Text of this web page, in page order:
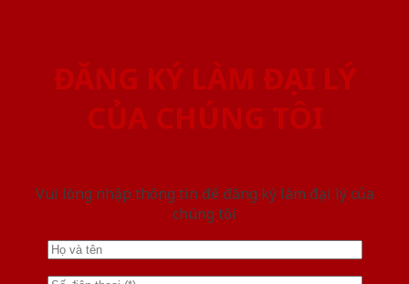
ĐĂNG KÝ LÀM ĐẠI LÝ
CỦA CHÚNG TÔI
Vui lòng nhập thông tin để đăng ký làm đại lý của
chúng tôi